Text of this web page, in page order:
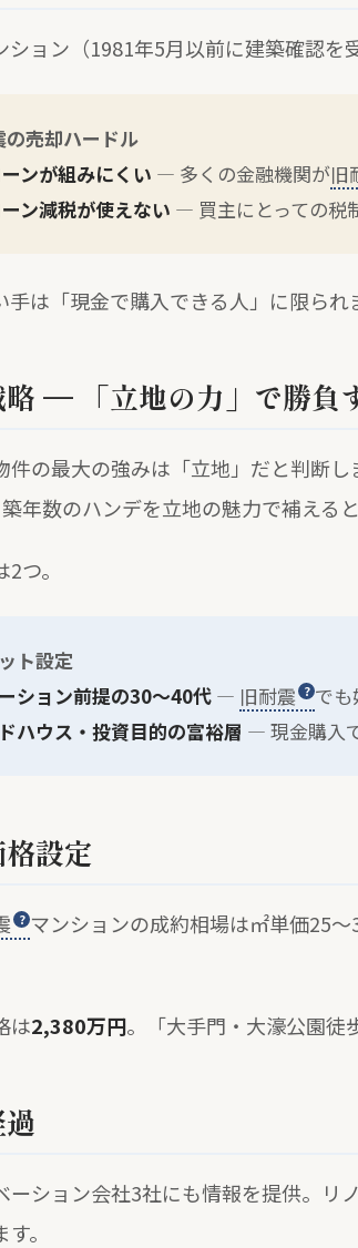
ション（1981年5月以前に建築確認を
の売却ハードル
ンが組みにくい — 多くの金融機関が旧
ン減税が使えない — 買主にとっての税
手は「現金で購入できる人」に限ら
— 「立地の力」で勝負
件の最大の強みは「立地」だと判断
年数のハンデを立地の魅力で補える
つ。
ト設定
ション前提の30〜40代 — 旧耐震
で
ハウス・投資目的の富裕層 — 現金購入
設定
マンションの成約相場は㎡単価25
は2,380万円。「大手門・大濠公園徒
ーション会社3社にも情報を提供。リ
。